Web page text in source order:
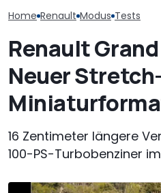
Home Renault Modus Tests
Renault
Neuer
16 Zentimeter längere
100-PS-Turbobenziner